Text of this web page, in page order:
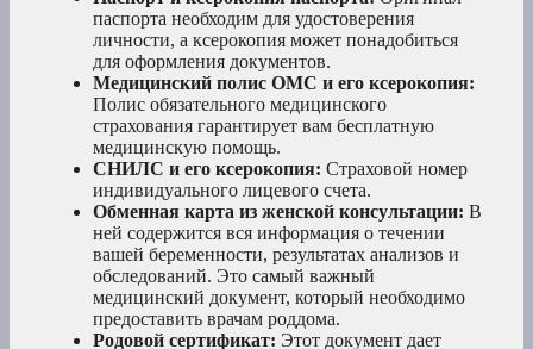
паспорта необходим для удостоверения
личности, а ксерокопия может понадобиться
для оформления документов.
Медицинский полис ОМС и его ксерокопия:
Полис обязательного медицинского
страхования гарантирует вам бесплатную
медицинскую помощь.
СНИЛС и его ксерокопия: Страховой номер
индивидуального лицевого счета.
Обменная карта из женской консультации: В
ней содержится вся информация о течении
вашей беременности, результатах анализов и
обследований. Это самый важный
медицинский документ, который необходимо
предоставить врачам роддома.
Родовой сертификат: Этот документ дает